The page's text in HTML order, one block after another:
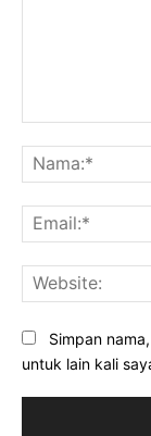
Simpan
untuk lain kali